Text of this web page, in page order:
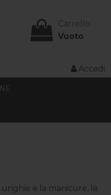
Carrello
Vuoto
Accedi
unghie e la manicure, le